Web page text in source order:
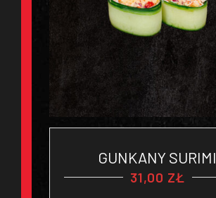
GUNKANY SURIMI
31,00 ZŁ